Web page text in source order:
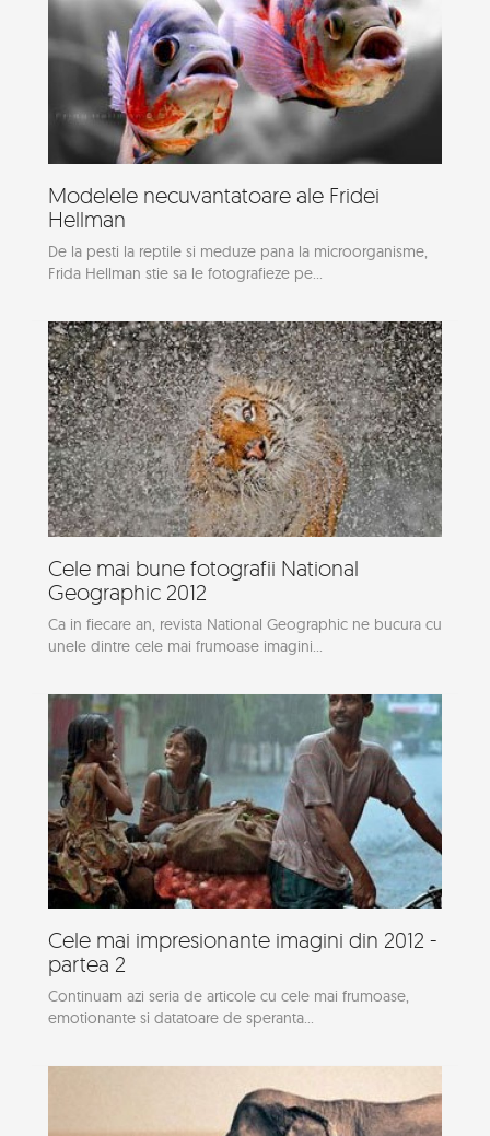
Modelele necuvantatoare ale Fridei
Hellman
De la pesti la reptile si meduze pana la microorganisme,
Frida Hellman stie sa le fotografieze pe...
Cele mai bune fotografii National
Geographic 2012
Ca in fiecare an, revista National Geographic ne bucura cu
unele dintre cele mai frumoase imagini...
Cele mai impresionante imagini din 2012 -
partea 2
Continuam azi seria de articole cu cele mai frumoase,
emotionante si datatoare de speranta...